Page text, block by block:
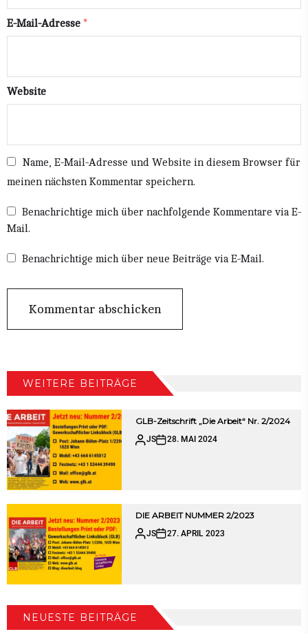
E-Mail-Adresse *
Website
Name, E-Mail-Adresse und Website in diesem Browser für
meinen nächsten Kommentar speichern.
Benachrichtige mich über nachfolgende Kommentare via E-
Mail.
Benachrichtige mich über neue Beiträge via E-Mail.
WEITERE BEITRÄGE
GLB-Zeitschrift „Die Arbeit“ Nr. 2/2024
JS 28. MAI 2024
DIE ARBEIT NUMMER 2/2023
JS 27. APRIL 2023
NEUESTE BEITRÄGE